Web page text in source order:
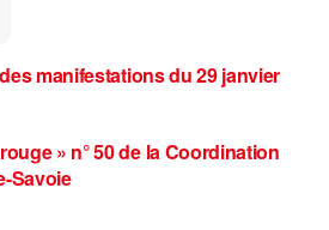
manifestations du 29 janvier
» n° 50 de la Coordination
Savoie